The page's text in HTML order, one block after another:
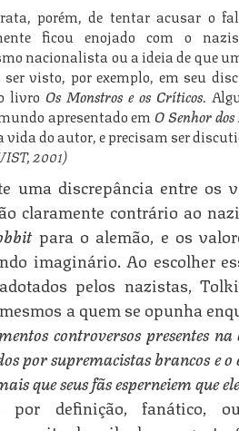
porém, de tentar acusar o
ficou enojado com o
nacionalista ou a ideia de que
ser visto, por exemplo, em seu
livro Os Monstros e os Críticos.
apresentado em O Senhor
vida do autor, e precisam ser
2001)
uma discrepância entre os
claramente contrário ao
para o alemão, e os
imaginário. Ao escolher
pelos nazistas,
a quem se opunha
controversos presentes
por supremacistas brancos e
que seus fãs esperneiem que
por definição, fanático,